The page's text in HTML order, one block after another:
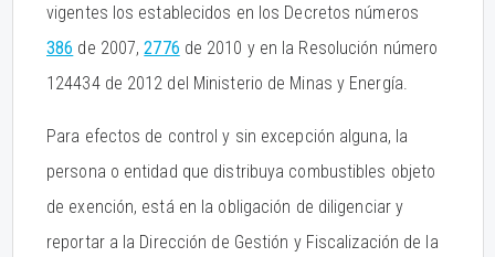
vigentes los establecidos en los Decretos números
386 de 2007,2776 de 2010 y en la Resolución número
124434 de 2012 del Ministerio de Minas y Energía.
Para efectos de control y sin excepción alguna, la
persona o entidad que distribuya combustibles objeto
de exención, está en la obligación de diligenciar y
reportar a la Dirección de Gestión y Fiscalización de la